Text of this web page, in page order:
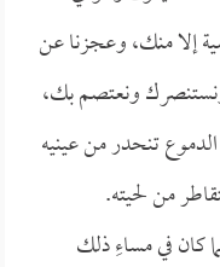
إلا منك، وعجزنا عن
ونعتصم بك،
تنحدر من عينيه
من لحيته.
كان في مساءِ ذلك